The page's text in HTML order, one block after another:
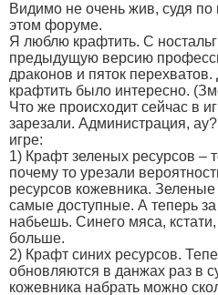
Видимо не очень жив, судя по
этом форуме.
Я люблю крафтить. С
предыдущую версию
драконов и пяток
крафтить было интересно.
Что же происходит сейчас в
зарезали. Администрация,
игре:
1) Крафт зеленых ресурсов –
почему то урезали
ресурсов кожевника.
самые доступные. А теперь
набьешь. Синего мяса,
больше.
2) Крафт синих ресурсов.
обновляются в данжах раз в
кожевника набрать можно